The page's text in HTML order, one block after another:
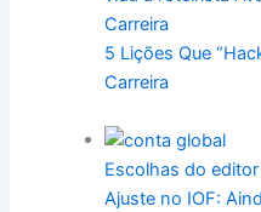
Carreira
5 Lições Que
Carreira
Escolhas do editor
Ajuste no IOF: